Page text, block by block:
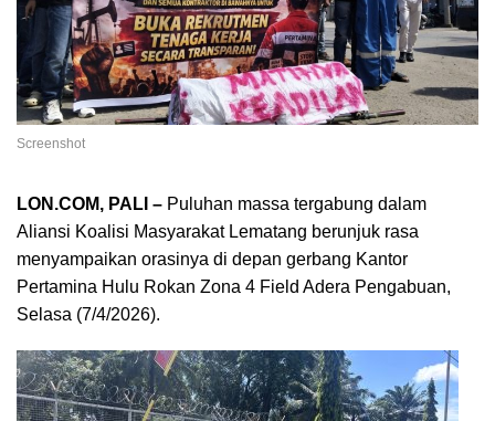
Screenshot
LON.COM, PALI – Puluhan massa tergabung dalam
Aliansi Koalisi Masyarakat Lematang berunjuk rasa
menyampaikan orasinya di depan gerbang Kantor
Pertamina Hulu Rokan Zona 4 Field Adera Pengabuan,
Selasa (7/4/2026).